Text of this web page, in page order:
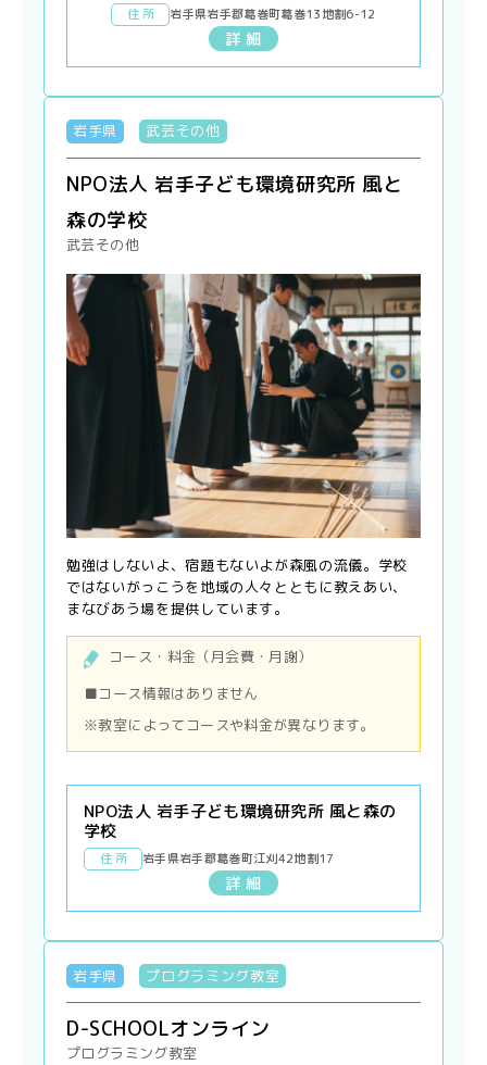
住 所 岩手県岩手郡葛巻町葛巻13地割6-12
詳 細
岩手県 武芸その他
NPO法人 岩手子ども環境研究所 風と
森の学校
武芸その他
勉強はしないよ、宿題もないよが森風の流儀。学校
ではないがっこうを地域の人々とともに教えあい、
まなびあう場を提供しています。
コース・料金（月会費・月謝）
■コース情報はありません
※教室によってコースや料金が異なります。
NPO法人 岩手子ども環境研究所 風と森の
学校
住 所 岩手県岩手郡葛巻町江刈42地割17
詳 細
岩手県 プログラミング教室
D-SCHOOLオンライン
プログラミング教室